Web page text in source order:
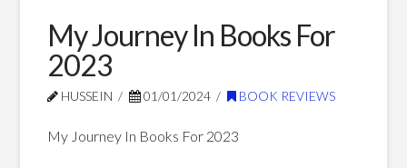
My Journey In Books For
2023
HUSSEIN 01/01/2024 BOOK REVIEWS
My Journey In Books For 2023